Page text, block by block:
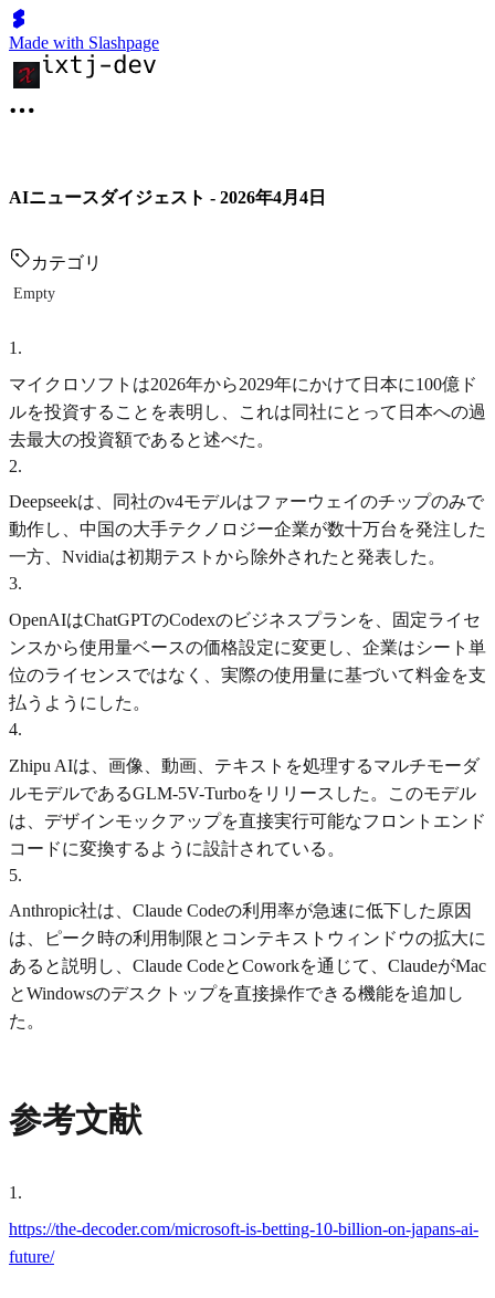
Made with Slashpage
AIニュースダイジェスト - 2026年4月4日
カテゴリ
Empty
1 .
マイクロソフトは2026年から2029年にかけて日本に100億ド
ルを投資することを表明し、これは同社にとって日本への過
去最大の投資額であると述べた。
2.
Deepseekは、同社のv4モデルはファーウェイのチップのみで
動作し、中国の大手テクノロジー企業が数十万台を発注した
一方、Nvidiaは初期テストから除外されたと発表した。
3.
OpenAIはChatGPTのCodexのビジネスプランを、固定ライセ
ンスから使用量ベースの価格設定に変更し、企業はシート単
位のライセンスではなく、実際の使用量に基づいて料金を支
払うようにした。
4.
Zhipu AIは、画像、動画、テキストを処理するマルチモーダ
ルモデルであるGLM-5V-Turboをリリースした。このモデル
は、デザインモックアップを直接実行可能なフロントエンド
コードに変換するように設計されている。
5.
Anthropic社は、Claude Codeの利用率が急速に低下した原因
は、ピーク時の利用制限とコンテキストウィンドウの拡大に
あると説明し、Claude CodeとCoworkを通じて、ClaudeがMac
とWindowsのデスクトップを直接操作できる機能を追加し
た。
参考文献
1 .
https://the-decoder.com/microsoft-is-betting-10-billion-on-japans-ai-
future/